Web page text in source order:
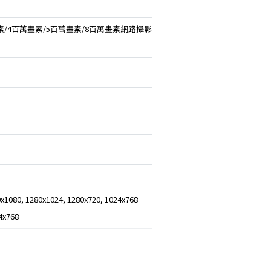
/4百萬畫素/5百萬畫素/8百萬畫素網路攝影
1280x1024, 1280x720, 1024x768